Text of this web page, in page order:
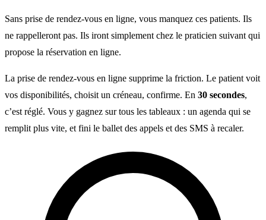
Sans prise de rendez-vous en ligne, vous manquez ces patients. Ils
ne rappelleront pas. Ils iront simplement chez le praticien suivant qui
propose la réservation en ligne.
La prise de rendez-vous en ligne supprime la friction. Le patient voit
vos disponibilités, choisit un créneau, confirme. En 30 secondes,
c’est réglé. Vous y gagnez sur tous les tableaux : un agenda qui se
remplit plus vite, et fini le ballet des appels et des SMS à recaler.